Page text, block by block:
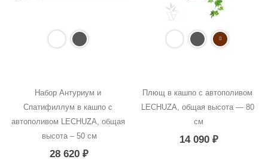
Набор Антуриум и
Спатифиллум в кашпо с
автополивом LECHUZA, общая
высота – 50 см
28 620₽
Плющ в кашпо с автополивом
LECHUZA, общая высота — 80
см
14 090 ₽